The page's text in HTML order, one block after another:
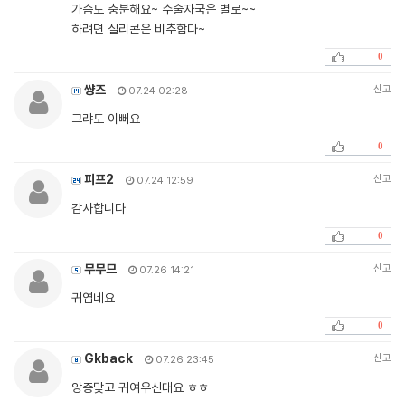
가슴도 충분해요~ 수술자국은 별로~~
하려면 실리콘은 비추함다~
0
썅즈 07.24 02:28 신고
그랴도 이뻐요
0
피프2 07.24 12:59 신고
감사합니다
0
무무므 07.26 14:21 신고
귀엽네요
0
Gkback 07.26 23:45 신고
앙증맞고 귀여우신대요 ㅎㅎ